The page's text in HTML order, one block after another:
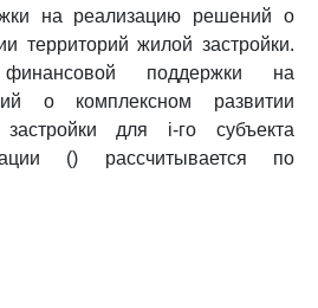
на реализацию решений о
территорий жилой застройки.
поддержки на
о комплексном развитии
для i-го субъекта
() рассчитывается по